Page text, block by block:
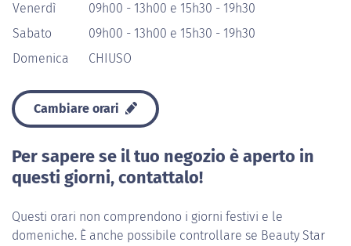
Venerdì
09h00 - 13h00 e 15h30 - 19h30
Sabato
09h00 - 13h00 e 15h30 - 19h30
Domenica
CHIUSO
Cambiare orari
Per sapere se il tuo negozio è aperto in
questi giorni, contattalo!
Questi orari non comprendono i giorni festivi e le
domeniche. È anche possibile controllare se Beauty Star